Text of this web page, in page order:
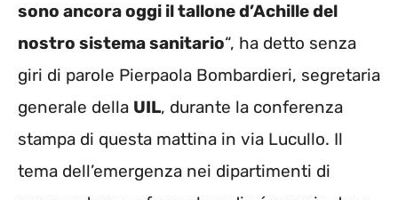
sono ancora oggi il tallone d’Achille del
nostro sistema sanitario“, ha detto senza
giri di parole Pierpaola Bombardieri, segretaria
generale della UIL, durante la conferenza
stampa di questa mattina in via Lucullo. Il
tema dell’emergenza nei dipartimenti di